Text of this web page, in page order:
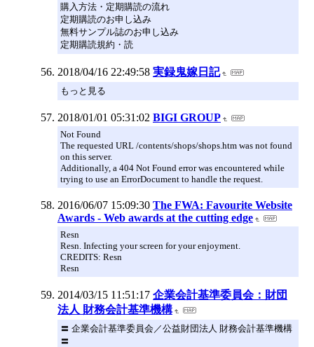
購入方法・定期購読の流れ
定期購読のお申し込み
無料サンプル誌のお申し込み
定期購読規約・読
2018/04/16 22:49:58 実録鬼嫁日記
もっと見る
2018/01/01 05:31:02 BIGI GROUP
Not Found
The requested URL /contents/shops/shops.htm was not found
on this server.
Additionally, a 404 Not Found error was encountered while
trying to use an ErrorDocument to handle the request.
2016/06/07 15:09:30 The FWA: Favourite Website
Awards - Web awards at the cutting edge
Resn
Resn. Infecting your screen for your enjoyment.
CREDITS: Resn
Resn
2014/03/15 11:51:17 企業会計基準委員会：財団
法人 財務会計基準機構
〓 企業会計基準委員会／公益財団法人 財務会計基準機構
〓